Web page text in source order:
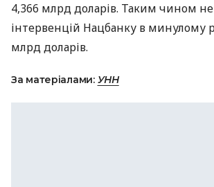
4,366 млрд доларів. Таким чином
інтервенцій Нацбанку в минулому
млрд доларів.
За матеріалами: УНН